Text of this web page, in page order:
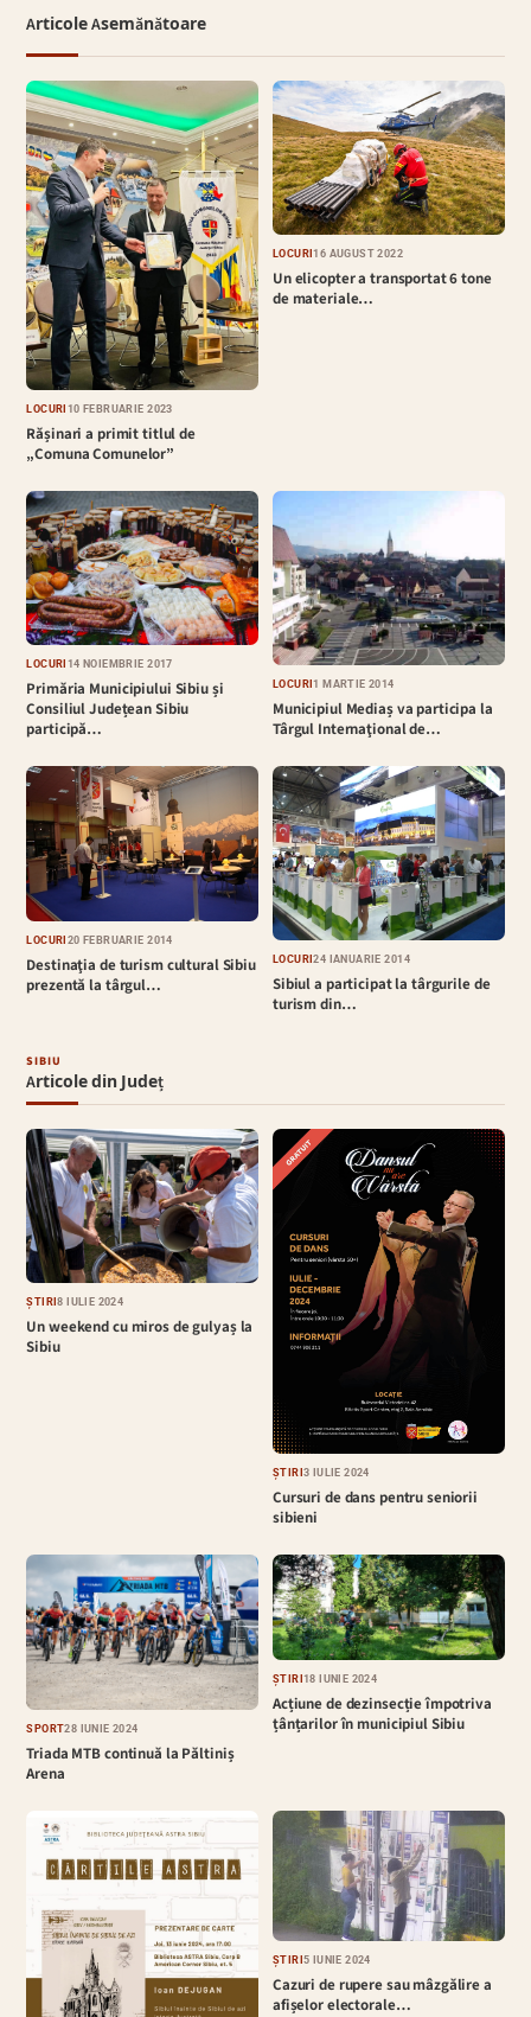
Articole Asemănătoare
LOCURI 10 FEBRUARIE 2023
Rășinari a primit titlul de
„Comuna Comunelor”
LOCURI16 AUGUST 2022
Un elicopter a transportat 6 tone
de materiale…
LOCURI 14 NOIEMBRIE 2017
Primăria Municipiului Sibiu și
Consiliul Județean Sibiu
participă…
LOCURI1 MARTIE 2014
Municipiul Mediaș va participa la
Târgul Internaţional de…
LOCURI 20 FEBRUARIE 2014
Destinaţia de turism cultural Sibiu
prezentă la târgul…
LOCURI24 IANUARIE 2014
Sibiul a participat la târgurile de
turism din…
SIBIU
Articole din Județ
ȘTIRI8 IULIE 2024
Un weekend cu miros de gulyaș la
Sibiu
ȘTIRI3 IULIE 2024
Cursuri de dans pentru seniorii
sibieni
SPORT28 IUNIE 2024
Triada MTB continuă la Păltiniș
Arena
ȘTIRI18 IUNIE 2024
Acțiune de dezinsecție împotriva
țânțarilor în municipiul Sibiu
ȘTIRI5 IUNIE 2024
Cazuri de rupere sau mâzgălire a
afișelor electorale…